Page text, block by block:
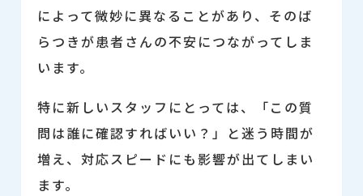
によって微妙に異なることがあり、そのば
らつきが患者さんの不安につながってしま
います。
特に新しいスタッフにとっては、「この質
問は誰に確認すればいい？」と迷う時間が
増え、対応スピードにも影響が出てしまい
ます。